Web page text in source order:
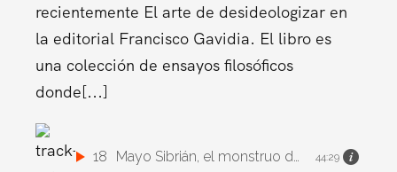
recientemente El arte de desideologizar en
la editorial Francisco Gavidia. El libro es
una colección de ensayos filosóficos
donde[...]
18 Mayo Sibrián, el monstruo del Frente Paracentral 44:29